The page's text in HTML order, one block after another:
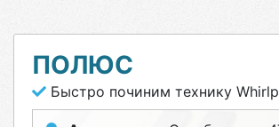
ПОЛЮС
Быстро починим технику